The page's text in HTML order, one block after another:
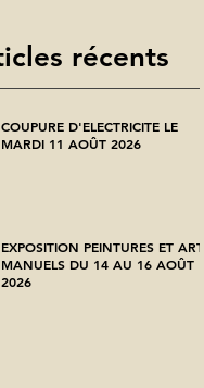
récents
COUPURE D'ELECTRICITE LE
MARDI 11 AOÛT 2026
EXPOSITION PEINTURES ET ARTS
MANUELS DU 14 AU 16 AOÛT
2026